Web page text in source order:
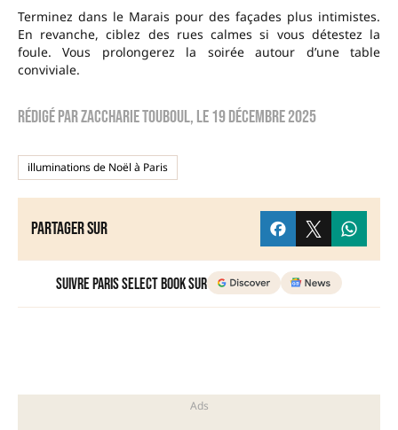
Terminez dans le Marais pour des façades plus intimistes.
En revanche, ciblez des rues calmes si vous détestez la
foule. Vous prolongerez la soirée autour d’une table
conviviale.
Rédigé parzaccharie touboul, le19 décembre 2025
illuminations de Noël à Paris
Partager sur
Suivre Paris Select Book sur